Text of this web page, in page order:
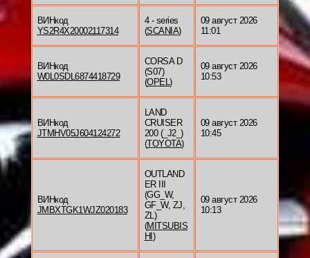
ВИНкод
YS2R4X20002117314
4 - series
(SCANIA)
09 август 2026
11:01
ВИНкод
W0L0SDL6874418729
CORSA D
(S07)
(OPEL)
09 август 2026
10:53
ВИНкод
JTMHV05J604124272
LAND
CRUISER
200 (_J2_)
(TOYOTA)
09 август 2026
10:45
ВИНкод
JMBXTGK1WJZ020183
OUTLAND
ER III
(GG_W,
GF_W, ZJ,
ZL)
(MITSUBIS
HI )
09 август 2026
10:13